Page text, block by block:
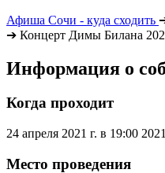
Афиша Сочи - куда сходить
➔ Концерт Димы Билана
Информация о
Когда проходит
24 апреля 2021 г. в 19:00
Место проведения